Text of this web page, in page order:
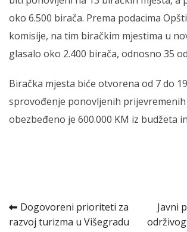
oko 6.500 birača. Prema podacima
komisije, na tim biračkim mjestima u
glasalo oko 2.400 birača, odnosno 35
Biračka mjesta biće otvorena od 7 do
sprovođenje ponovljenih
obezbeđeno je 600.000 KM iz budžeta
Kretanje
Dogovoreni prioriteti za
razvoj turizma u Višegradu
Javni